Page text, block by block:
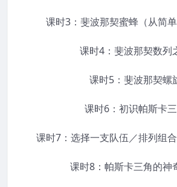
课时3：斐波那契蜜蜂（从简单
课时4：斐波那契数列
课时5：斐波那契螺
课时6：初识帕斯卡
课时7：选择一支队伍／排列组
课时8：帕斯卡三角的神